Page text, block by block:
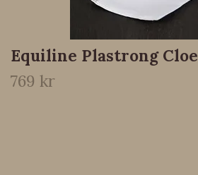
Equiline Plastrong Cloe
769 kr